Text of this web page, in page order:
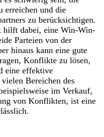
erreichen und die
zu berücksichtigen.
hilft dabei, eine Win-Win-
Parteien von der
hinaus kann eine gute
Konflikte zu lösen,
eine effektive
Bereichen des
im Verkauf,
von Konflikten, ist eine